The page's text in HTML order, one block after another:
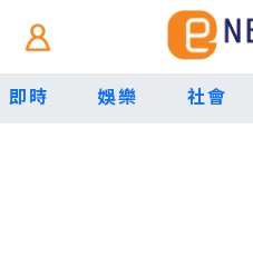
即時 娛樂 社會